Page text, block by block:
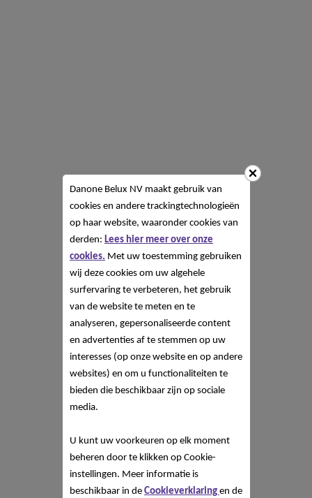
Danone Belux NV maakt gebruik van
cookies en andere trackingtechnologieën
op haar website, waaronder cookies van
derden: Lees hier meer over onze
cookies. Met uw toestemming gebruiken
wij deze cookies om uw algehele
surfervaring te verbeteren, het gebruik
van de website te meten en te
analyseren, gepersonaliseerde content
en advertenties af te stemmen op uw
interesses (op onze website en op andere
websites) en om u functionaliteiten te
bieden die beschikbaar zijn op sociale
media.
U kunt uw voorkeuren op elk moment
beheren door te klikken op Cookie-
instellingen. Meer informatie is
beschikbaar in de Cookieverklaring en de